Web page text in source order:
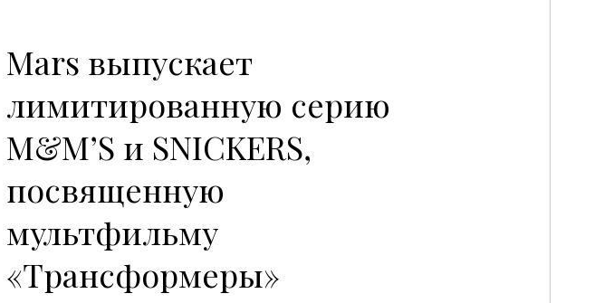
Mars выпускает
лимитированную серию
M&M’S и SNICKERS,
посвященную
мультфильму
«Трансформеры»